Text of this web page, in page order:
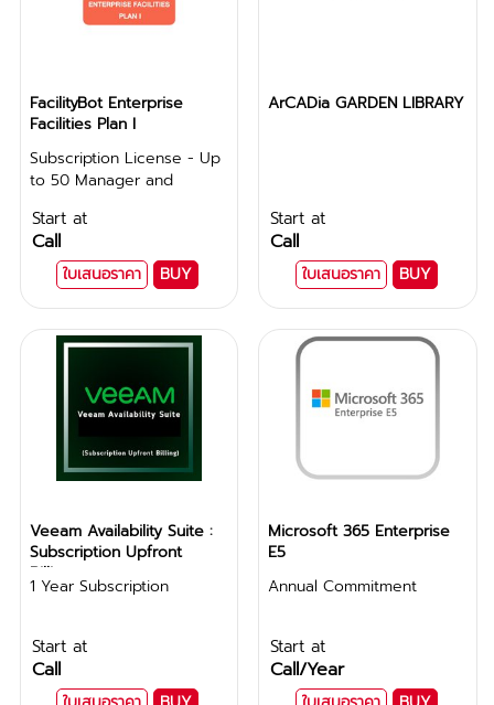
FacilityBot Enterprise
Facilities Plan I
Subscription License - Up
to 50 Manager and
Start at
Call
ใบเสนอราคา BUY
ArCADia GARDEN LIBRARY
Start at
Call
ใบเสนอราคา BUY
Veeam Availability Suite :
Subscription Upfront
Billing
1 Year Subscription
Start at
Call
Microsoft 365 Enterprise
E5
Annual Commitment
Start at
Call/Year